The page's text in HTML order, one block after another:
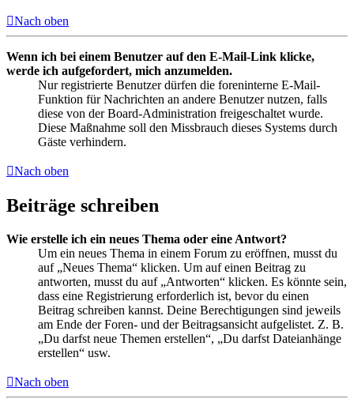
Nach oben
Wenn ich bei einem Benutzer auf den E-Mail-Link klicke,
werde ich aufgefordert, mich anzumelden.
Nur registrierte Benutzer dürfen die foreninterne E-Mail-
Funktion für Nachrichten an andere Benutzer nutzen, falls
diese von der Board-Administration freigeschaltet wurde.
Diese Maßnahme soll den Missbrauch dieses Systems durch
Gäste verhindern.
Nach oben
Beiträge schreiben
Wie erstelle ich ein neues Thema oder eine Antwort?
Um ein neues Thema in einem Forum zu eröffnen, musst du
auf „Neues Thema“ klicken. Um auf einen Beitrag zu
antworten, musst du auf „Antworten“ klicken. Es könnte sein,
dass eine Registrierung erforderlich ist, bevor du einen
Beitrag schreiben kannst. Deine Berechtigungen sind jeweils
am Ende der Foren- und der Beitragsansicht aufgelistet. Z. B.
„Du darfst neue Themen erstellen“, „Du darfst Dateianhänge
erstellen“ usw.
Nach oben